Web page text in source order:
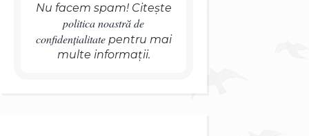
Nu facem spam! Citește
politica noastră de
confidențialitatepentru mai
multe informații.